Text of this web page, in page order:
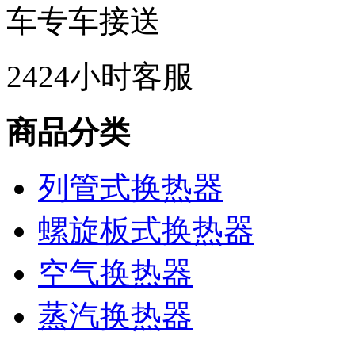
车专车接送
2424小时客服
商品分类
列管式换热器
螺旋板式换热器
空气换热器
蒸汽换热器